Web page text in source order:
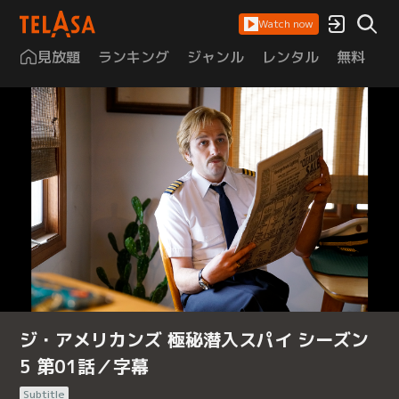
Watch now
見放題 ランキング ジャンル レンタル 無料
ジ・アメリカンズ 極秘潜入スパイ シーズン
5 第01話／字幕
Subtitle